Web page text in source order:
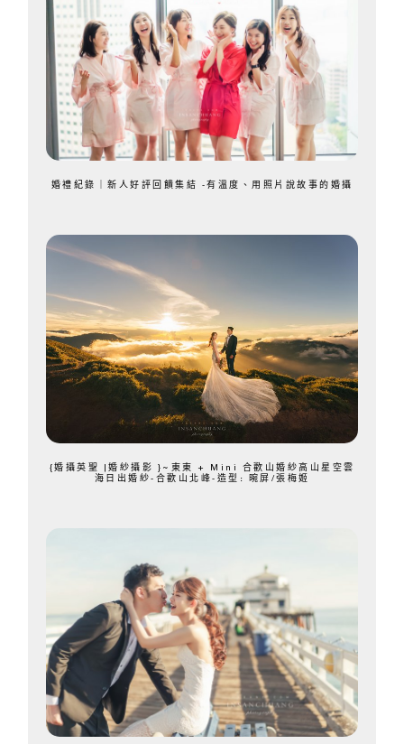
婚禮紀錄｜新人好評回饋集結 -有溫度、用照片說故事的婚攝
{婚攝英聖 |婚紗攝影 }~東東 + Mini 合歡山婚紗高山星空雲
海日出婚紗-合歡山北峰-造型: 晼屏/張梅姬